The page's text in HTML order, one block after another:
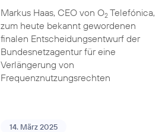
Markus Haas, CEO von O2Telefónica,
zum heute bekannt gewordenen
finalen Entscheidungsentwurf der
Bundesnetzagentur für eine
Verlängerung von
Frequenznutzungsrechten
14. März 2025